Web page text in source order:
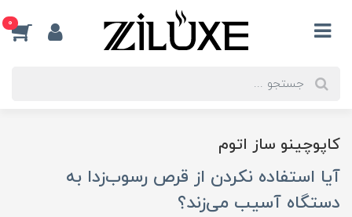
0
کاپوچینو ساز اتوم
آیا استفاده نکردن از قرص رسوب‌زدا به
دستگاه آسیب می‌زند؟